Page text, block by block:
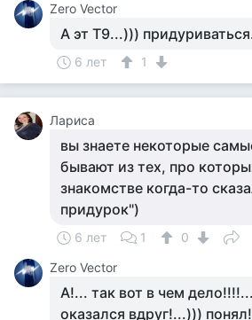
Zero Vector
А эт Т9...)))
6 лет 1
Лариса
вы знаете некоторые
бывают из тех, про
знакомстве когда-то
придурок")
6 лет 1
0
Zero Vector
А!... так вот в чем
оказался вдруг!...)))